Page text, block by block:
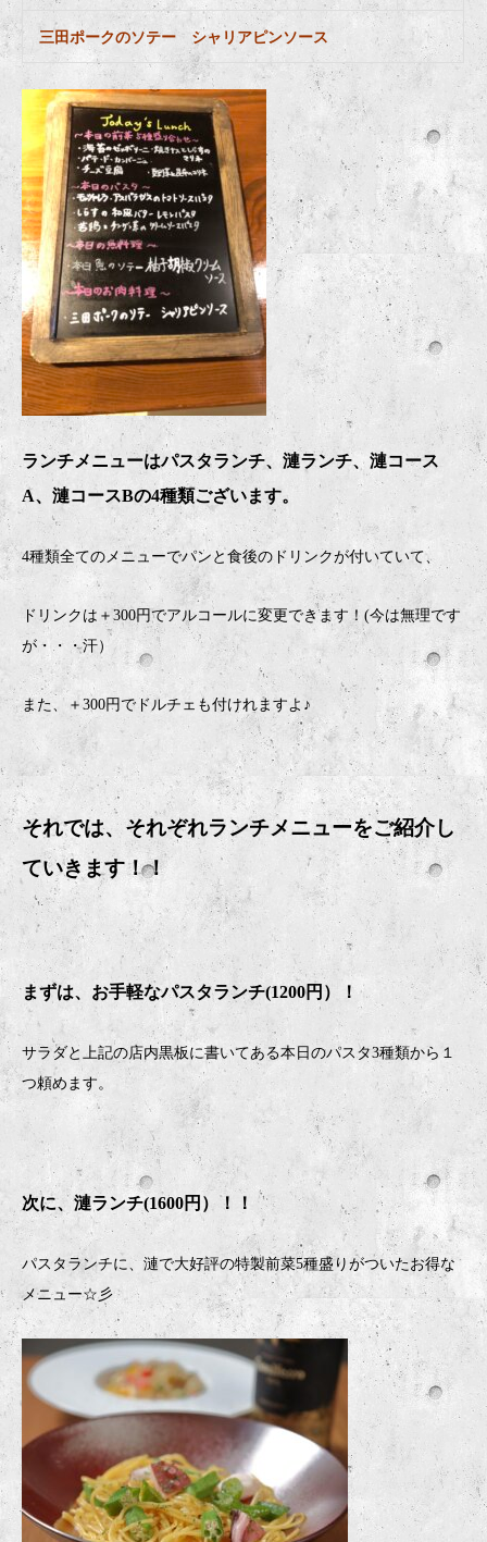
三田ポークのソテー シャリアピンソース
ランチメニューはパスタランチ、漣ランチ、漣コース
A、漣コースBの4種類ございます。
4種類全てのメニューでパンと食後のドリンクが付いていて、
ドリンクは＋300円でアルコールに変更できます！(今は無理です
が・・・汗）
また、＋300円でドルチェも付けれますよ♪
それでは、それぞれランチメニューをご紹介し
ていきます！！
まずは、お手軽なパスタランチ(1200円）！
サラダと上記の店内黒板に書いてある本日のパスタ3種類から１
つ頼めます。
次に、漣ランチ(1600円）！！
パスタランチに、漣で大好評の特製前菜5種盛りがついたお得な
メニュー☆彡